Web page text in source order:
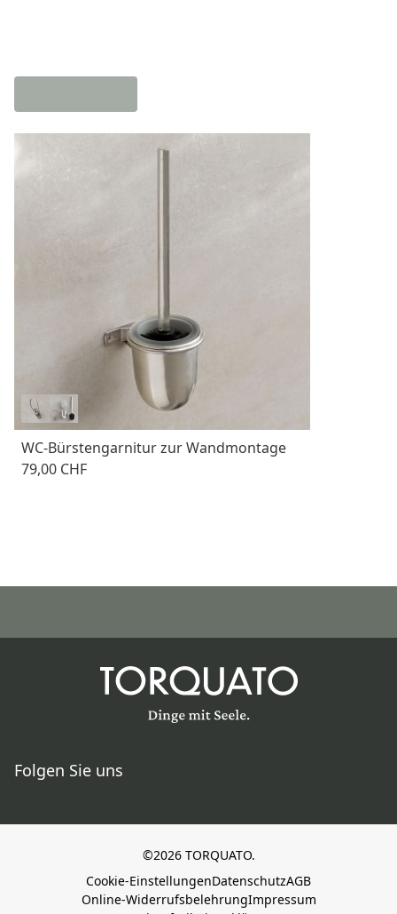
WC-Bürstengarnitur zur Wandmontage
79,00 CHF
Folgen Sie uns
©2026 TORQUATO.
Cookie-EinstellungenDatenschutzAGB
Online-WiderrufsbelehrungImpressum